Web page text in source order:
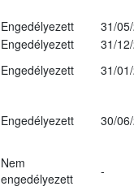
Engedélyezett
31/
Engedélyezett
31/
Engedélyezett
31/
Engedélyezett 30/
Nem
engedélyezett
-